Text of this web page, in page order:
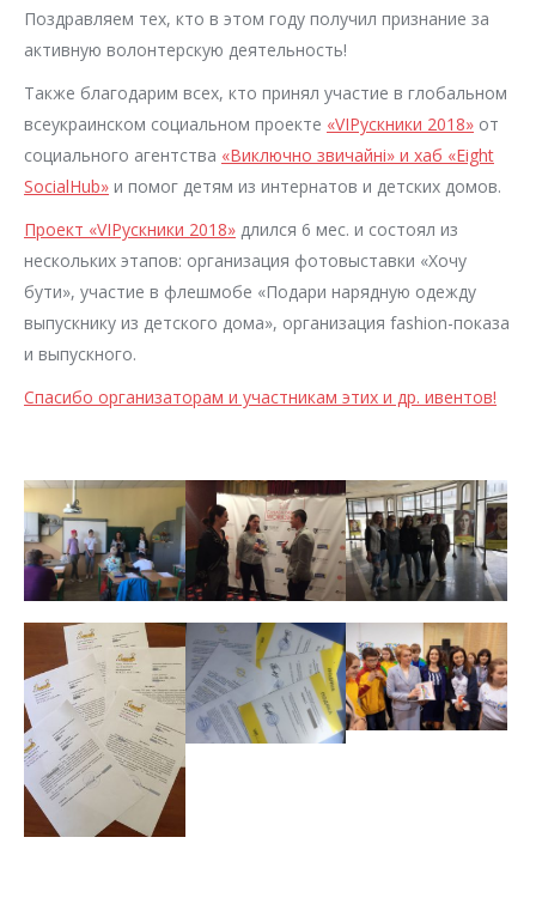
Поздравляем тех, кто в этом году получил признание за
активную волонтерскую деятельность!
Также благодарим всех, кто принял участие в глобальном
всеукраинском социальном проекте «VIPускники 2018» от
социального агентства «Виключно звичайні» и хаб «Eight
SocialHub» и помог детям из интернатов и детских домов.
Проект «VIPускники 2018» длился 6 мес. и состоял из
нескольких этапов: организация фотовыставки «Хочу
бути», участие в флешмобе «Подари нарядную одежду
выпускнику из детского дома», организация fashion-показа
и выпускного.
Спасибо организаторам и участникам этих и др. ивентов!